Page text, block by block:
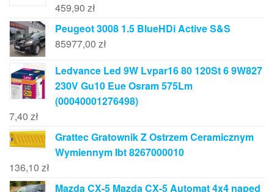
459,90 zł
Peugeot 3008 1.5 BlueHDi Active S&S
85977,00 zł
Ledvance Led 9W Lvpar16 80 120St 6 9W827
230V Gu10 Eue Osram 575Lm
(00040001276498)
7,40 zł
Grattec Gratownik Z Ostrzem Ceramicznym
Wymiennym Ibt 8267000010
136,10 zł
Mazda CX-5 Mazda CX-5 Automat 4x4 naped